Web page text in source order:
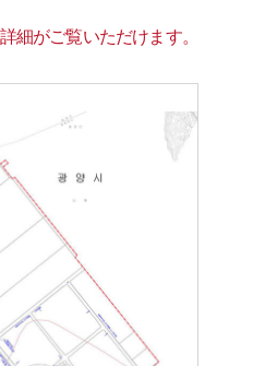
細がご覧いただけます。